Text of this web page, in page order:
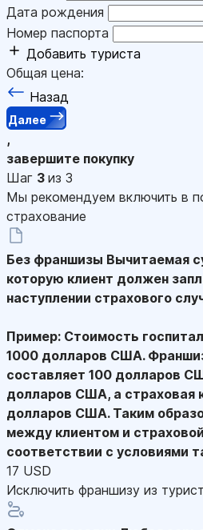
Дата рождения
Номер паспорта
Добавить туриста
Общая цена:
Назад
Далее
,
завершите покупку
Шаг 3 из 3
Мы рекомендуем включить в
страхование
Без франшизы Вычитаемая
которую клиент должен
наступлении страхового
Пример: Стоимость
1000 долларов США.
составляет 100 долларов
долларов США, а страховая
долларов США. Таким
между клиентом и
соответствии с условиями
17 USD
Исключить франшизу из